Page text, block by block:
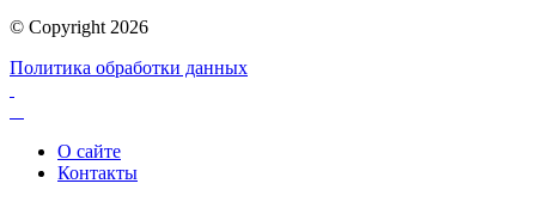
© Copyright 2026
Политика обработки данных
О сайте
Контакты